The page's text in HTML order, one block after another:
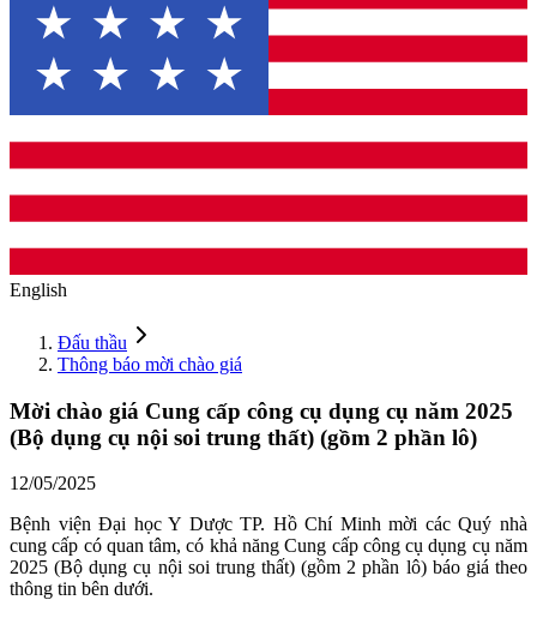
English
Đấu thầu
Thông báo mời chào giá
Mời chào giá Cung cấp công cụ dụng cụ năm 2025
(Bộ dụng cụ nội soi trung thất) (gồm 2 phần lô)
12/05/2025
Bệnh viện Đại học Y Dược TP. Hồ Chí Minh mời các Quý nhà
cung cấp có quan tâm, có khả năng Cung cấp công cụ dụng cụ năm
2025 (Bộ dụng cụ nội soi trung thất) (gồm 2 phần lô) báo giá theo
thông tin bên dưới.